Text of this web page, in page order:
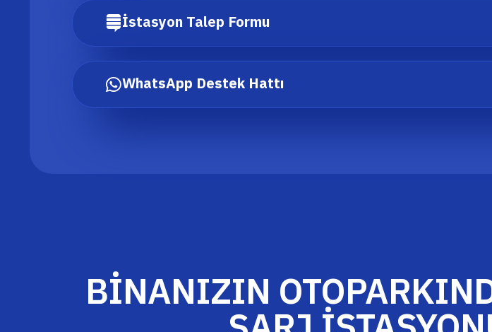
İstasyon Talep Formu
WhatsApp Destek Hattı
BİNANIZIN